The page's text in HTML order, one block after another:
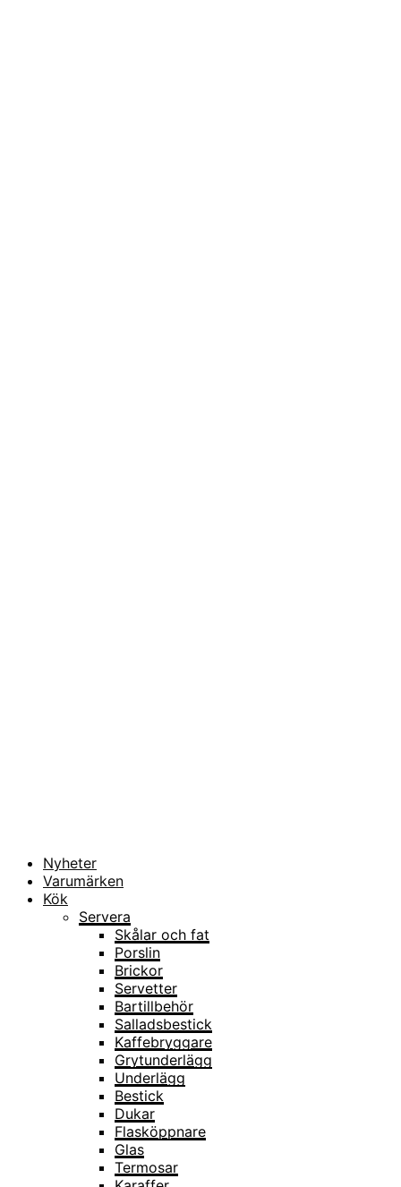
Nyheter
Varumärken
Kök
Servera
Skålar och fat
Porslin
Brickor
Servetter
Bartillbehör
Salladsbestick
Kaffebryggare
Grytunderlägg
Underlägg
Bestick
Dukar
Flasköppnare
Glas
Termosar